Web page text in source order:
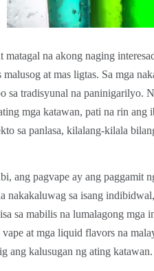
matagal na akong naging
malusog at mas ligtas. Sa mga
sa tradisyunal na paninigarilyo.
mga katawan, pati na rin
sa panlasa, kilalang-kilala
ang pagvape ay ang paggamit
nakakaluwag sa isang
sa mabilis na lumalagong mga
at mga liquid flavors na
ang kalusugan ng ating katawan.